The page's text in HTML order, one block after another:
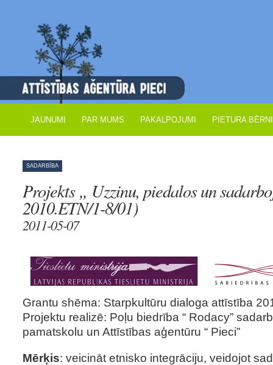
JAUNUMI PAR MUMS PAKALPOJUMI PIETURA
SADARBĪBA
Projekts „ Uzzinu, piedalos un
2010.ETN/1-8/01)
2011-05-07
Grantu shēma: Starpkultūru dialoga attīstība
Projektu realizē: Poļu biedrība “ Rodacy”
pamatskolu un Attīstības aģentūru “ Pieci”
Mērķis: veicināt etnisko integrāciju, veidojot